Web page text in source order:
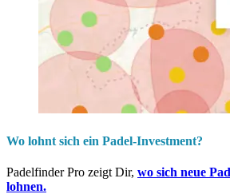
Wo lohnt sich ein Padel-Investment?
Padelfinder Pro zeigt Dir, wo sich neue
lohnen.